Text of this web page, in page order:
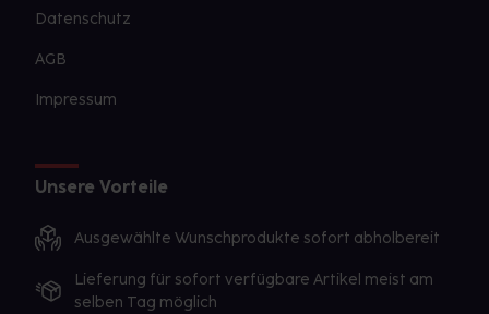
Datenschutz
AGB
Impressum
Unsere Vorteile
Ausgewählte Wunschprodukte sofort abholbereit
Lieferung für sofort verfügbare Artikel meist am
selben Tag möglich